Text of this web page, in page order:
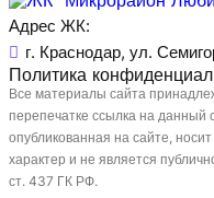
Адрес ЖК:
г. Краснодар, ул.
Политика
Все материалы сайта
перепечатке ссылка на
опубликованная на сайте,
характер и не является
ст. 437 ГК РФ.